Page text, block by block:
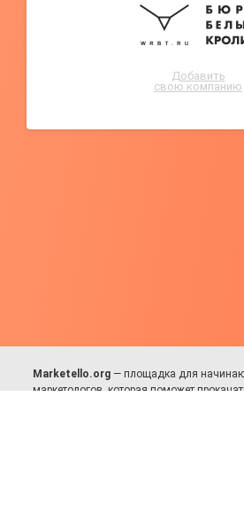
Добавить
свою компанию
Marketello.org — площадка для
маркетологов, которая поможет